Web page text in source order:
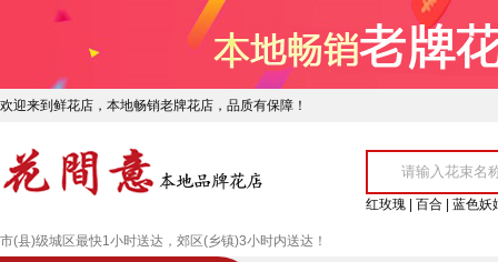
欢迎来到鲜花店，本地畅销老牌花店，品质有保障！
红玫瑰 百合 蓝色妖
市(县)级城区最快1小时送达，郊区(乡镇)3小时内送达！